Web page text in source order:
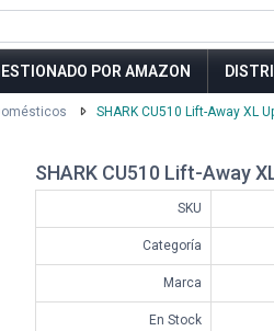
POR AMAZON
SHARK CU510 Lift-Away XL
SHARK CU510 Lift-Away
SKU
Categoría
Marca
En Stock